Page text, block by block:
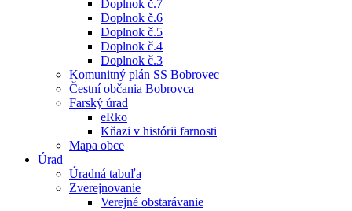
Doplnok č.7
Doplnok č.6
Doplnok č.5
Doplnok č.4
Doplnok č.3
Komunitný plán SS Bobrovec
Čestní občania Bobrovca
Farský úrad
eRko
Kňazi v histórii farnosti
Mapa obce
Úrad
Úradná tabuľa
Zverejnovanie
Verejné obstarávanie